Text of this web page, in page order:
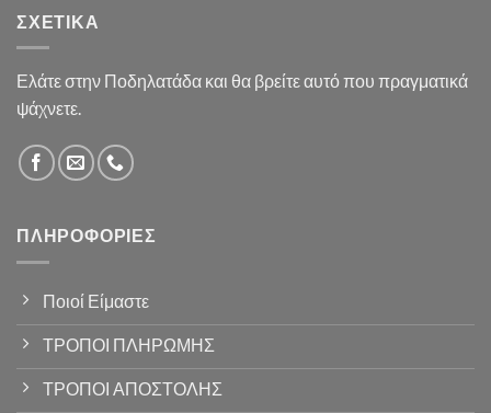
ΣΧΕΤΙΚΆ
Ελάτε στην Ποδηλατάδα και θα βρείτε αυτό που πραγματικά
ψάχνετε.
ΠΛΗΡΟΦΟΡΊΕΣ
Ποιοί Είμαστε
ΤΡΟΠΟΙ ΠΛΗΡΩΜΗΣ
ΤΡΟΠΟΙ ΑΠΟΣΤΟΛΗΣ